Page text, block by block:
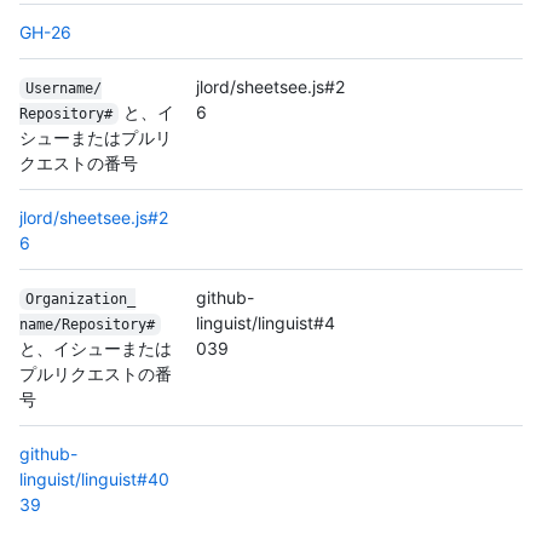
GH-26
Username/
Repository#
と、イ
シューまたはプルリ
クエストの番号
jlord/sheetsee.js#2
6
jlord/sheetsee.js#2
6
Organization_
name/Repository#
と、イシューまたは
プルリクエストの番
号
github-
linguist/linguist#4
039
github-
linguist/linguist#40
39